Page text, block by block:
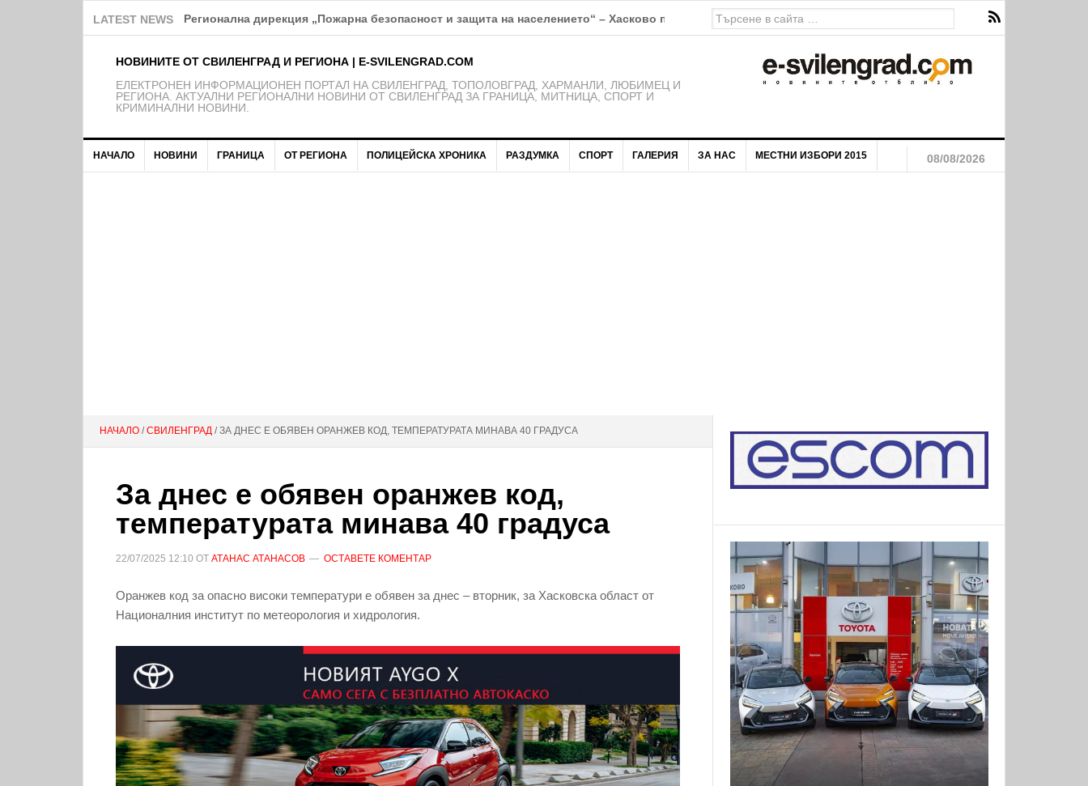
LATEST NEWS Над 150 деца от школата на ФК Свиленград – 1921 получават нови екипи
НОВИНИТЕ ОТ СВИЛЕНГРАД И РЕГИОНА | E-SVILENGRAD.COM
EЛЕКТРОНЕН ИНФОРМАЦИОНЕН ПОРТАЛ НА СВИЛЕНГРАД, ТОПОЛОВГРАД, ХАРМАНЛИ, ЛЮБИМЕЦ И
РЕГИОНА. АКТУАЛНИ РЕГИОНАЛНИ НОВИНИ ОТ СВИЛЕНГРАД ЗА ГРАНИЦА, МИТНИЦА, СПОРТ И
КРИМИНАЛНИ НОВИНИ.
НАЧАЛО НОВИНИ ГРАНИЦА ОТ РЕГИОНА ПОЛИЦЕЙСКА ХРОНИКА РАЗДУМКА СПОРТ ГАЛЕРИЯ ЗА НАС МЕСТНИ ИЗБОРИ 2015 08/08/2026
НАЧАЛО /СВИЛЕНГРАД / ЗА ДНЕС Е ОБЯВЕН ОРАНЖЕВ КОД, ТЕМПЕРАТУРАТА МИНАВА 40 ГРАДУСА
За днес е обявен оранжев код,
температурата минава 40 градуса
22/07/2025 12:10 ОТ АТАНАС АТАНАСОВ ОСТАВЕТЕ КОМЕНТАР
Оранжев код за опасно високи температури е обявен за днес – вторник, за Хасковска област от
Националния институт по метеорология и хидрология.